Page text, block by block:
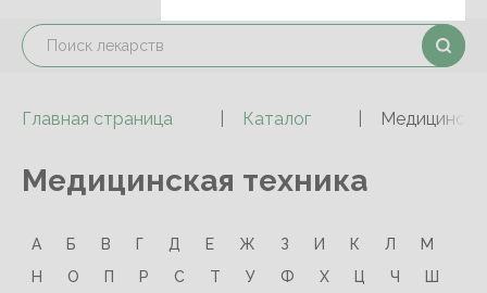
Главная страница Каталог
Медицинская техника
А Б В Г Д Е Ж З И К Л
М
Н
О П Р С Т У Ф Х Ц Ч
Ш